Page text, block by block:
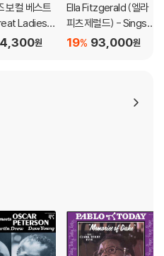
특성상 디스크 표면이 미세하게 울
.
사용하시면 좀 더 안정적인 재생이
복 재생시에도 최대한 일관되게 유
제작되는 경우가 있습니다. 턴테이
제품 등을 이용하여 센터 홀을 조정
거나 인쇄 면이 깨끗하지 않은 경우
다. 단, 재생에 이상이 있는 경우에는
므로 개봉 후 반품/교환이 불가합니
보컬 베스트
Ladies
[LP]
원
Ella Fitzgerald (엘라
피츠제럴드) - Sings t
he Rodgers and Har
93,000원
19%